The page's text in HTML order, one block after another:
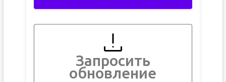
Запросить
обновление